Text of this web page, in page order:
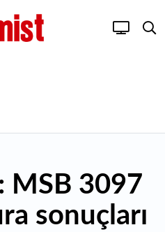
MSB 3097
sonuçları